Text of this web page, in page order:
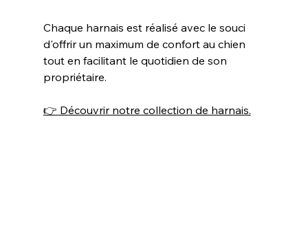
Chaque harnais est réalisé avec le souci
d'offrir un maximum de confort au chien
tout en facilitant le quotidien de son
propriétaire.
👉 Découvrir notre collection de harnais.